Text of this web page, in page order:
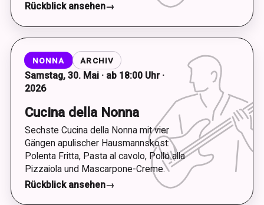
Rückblick ansehen→
NONNA ARCHIV
Samstag, 30. Mai · ab 18:00 Uhr ·
2026
Cucina della Nonna
Sechste Cucina della Nonna mit vier
Gängen apulischer Hausmannskost:
Polenta Fritta, Pasta al cavolo, Pollo alla
Pizzaiola und Mascarpone-Creme.
Rückblick ansehen→